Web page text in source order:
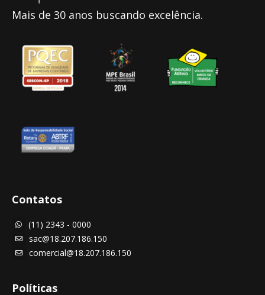
Mais de 30 anos buscando excelência.
Contatos
 (11) 2343 - 0000
 sac@18.207.186.150
 comercial@18.207.186.150
Políticas